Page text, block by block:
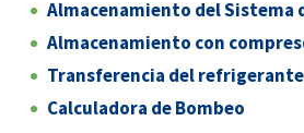
Almacenamiento del Sistema
Almacenamiento con
Transferencia del
Calculadora de Bombeo